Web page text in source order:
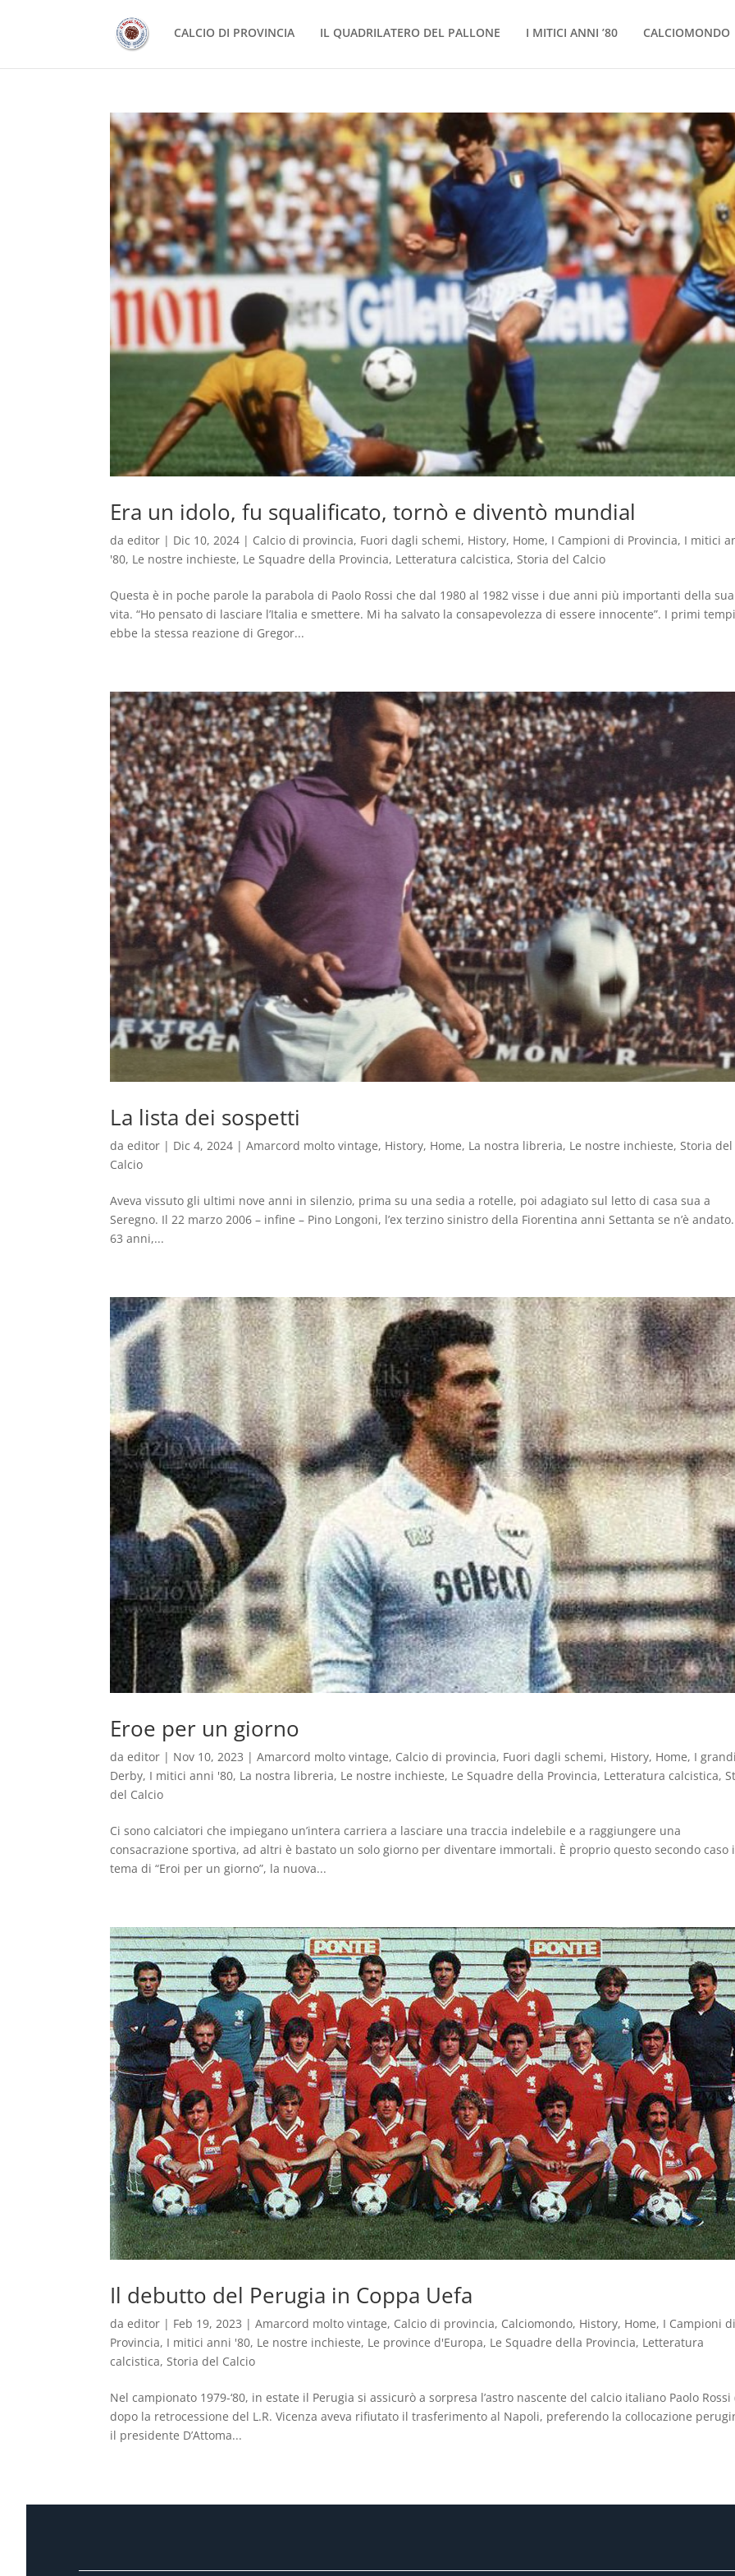
CALCIO DI PROVINCIA IL QUADRILATERO DEL PALLONE I MITICI ANNI ’80 CALCIOMONDO
Era un idolo, fu squalificato, tornò e diventò mundial
daeditor | Dic 10, 2024 | Calcio di provincia, Fuori dagli schemi, History, Home, I Campioni di Provincia, I mitici
'80, Le nostre inchieste, Le Squadre della Provincia, Letteratura calcistica,Storia del Calcio
Questa è in poche parole la parabola di Paolo Rossi che dal 1980 al 1982 visse i due anni più importanti della sua
vita. “Ho pensato di lasciare l’Italia e smettere. Mi ha salvato la consapevolezza di essere innocente”. I primi
ebbe la stessa reazione di Gregor...
La lista dei sospetti
daeditor | Dic 4, 2024 |Amarcord molto vintage, History, Home, La nostra libreria, Le nostre inchieste,Storia del
Calcio
Aveva vissuto gli ultimi nove anni in silenzio, prima su una sedia a rotelle, poi adagiato sul letto di casa sua a
Seregno. Il 22 marzo 2006 – infine – Pino Longoni, l’ex terzino sinistro della Fiorentina anni Settanta se n’è
63 anni,...
Eroe per un giorno
daeditor | Nov 10, 2023 |Amarcord molto vintage, Calcio di provincia, Fuori dagli schemi, History, Home, I
Derby, I mitici anni '80, La nostra libreria, Le nostre inchieste, Le Squadre della Provincia, Letteratura calcistica,
del Calcio
Ci sono calciatori che impiegano un’intera carriera a lasciare una traccia indelebile e a raggiungere una
consacrazione sportiva, ad altri è bastato un solo giorno per diventare immortali. È proprio questo secondo caso
tema di “Eroi per un giorno”, la nuova...
Il debutto del Perugia in Coppa Uefa
daeditor | Feb 19, 2023 |Amarcord molto vintage, Calcio di provincia, Calciomondo, History, Home, I Campioni
Provincia, I mitici anni '80, Le nostre inchieste, Le province d'Europa, Le Squadre della Provincia, Letteratura
calcistica,Storia del Calcio
Nel campionato 1979-‘80, in estate il Perugia si assicurò a sorpresa l’astro nascente del calcio italiano Paolo Rossi
dopo la retrocessione del L.R. Vicenza aveva rifiutato il trasferimento al Napoli, preferendo la collocazione
il presidente D’Attoma...